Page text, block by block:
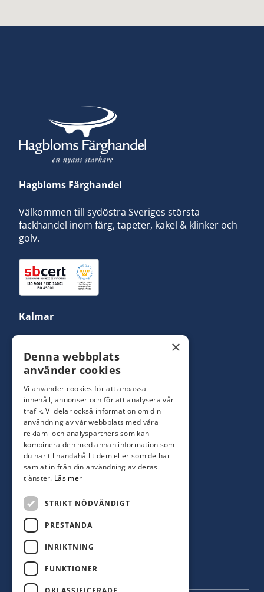
Hagbloms Färghandel
Välkommen till sydöstra Sveriges största
fackhandel inom färg, tapeter, kakel & klinker och
golv.
Kalmar
Yrkesbutik: 0480-44 28 08
info@hagblomsfarghandel.nu
Torsåsgatan 9
392 39 Kalmar
Färjestaden
0485-310 71
oland@hagblomsfarghandel.nu
Storgatan 34
386 30 Färjestaden
×
Denna webbplats
använder cookies
Vi använder cookies för att anpassa
innehåll, annonser och för att analysera vår
trafik. Vi delar också information om din
användning av vår webbplats med våra
reklam- och analyspartners som kan
kombinera den med annan information som
du har tillhandahållit dem eller som de har
samlat in från din användning av deras
tjänster. Läs mer
STRIKT NÖDVÄNDIGT
PRESTANDA
INRIKTNING
FUNKTIONER